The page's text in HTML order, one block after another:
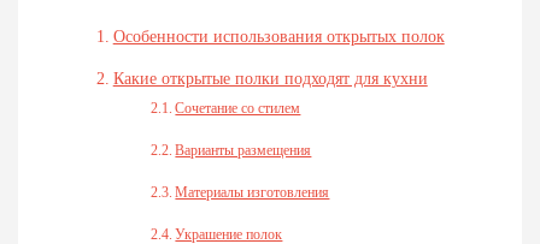
Особенности использования открытых полок
Какие открытые полки подходят для кухни
Сочетание со стилем
Варианты размещения
Материалы изготовления
Украшение полок